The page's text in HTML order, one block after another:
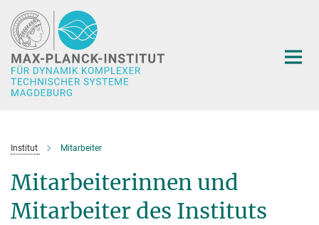
Hauptinhalt
Institut Mitarbeiter
Mitarbeiterinnen und
Mitarbeiter des Instituts